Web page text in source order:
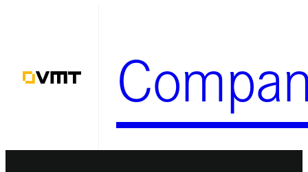
springen